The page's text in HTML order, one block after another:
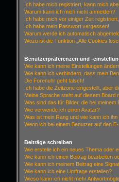
Ich habe mich registriert, kann mich
Warum kann ich mich nicht anmelden?
Ich habe mich vor einiger Zeit
Ich habe mein Passwort vergessen!
Warum werde ich automatisch
Wozu ist die Funktion „Alle Cookies
Benutzerpräferenzen und -
Wie kann ich meine Einstellungen
Wie kann ich verhindern, dass mein
Die Forenuhr geht falsch!
Ich habe die Zeitzone eingestellt, aber
Meine Sprache steht auf diesem Board
Was sind das für Bilder, die bei
Wie verwende ich einen Avatar?
Was ist mein Rang und wie kann ich ihn
Wenn ich bei einem Benutzer auf den
Beiträge schreiben
Wie erstelle ich ein neues Thema oder
Wie kann ich einen Beitrag bearbeiten
Wie kann ich meinem Beitrag eine
Wie kann ich eine Umfrage erstellen?
Wieso kann ich nicht mehr